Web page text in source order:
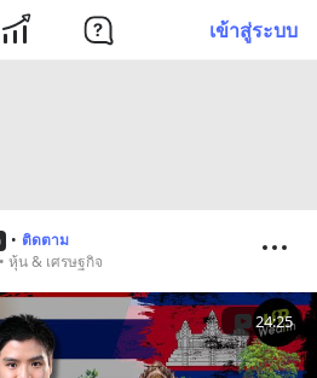
เข้าสู่ระบบ
• ติดตาม
หุ้น & เศรษฐกิจ
24:25